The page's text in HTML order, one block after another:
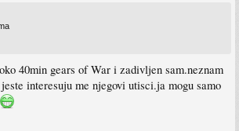
40min gears of War i zadivljen sam.neznam
interesuju me njegovi utisci.ja mogu samo